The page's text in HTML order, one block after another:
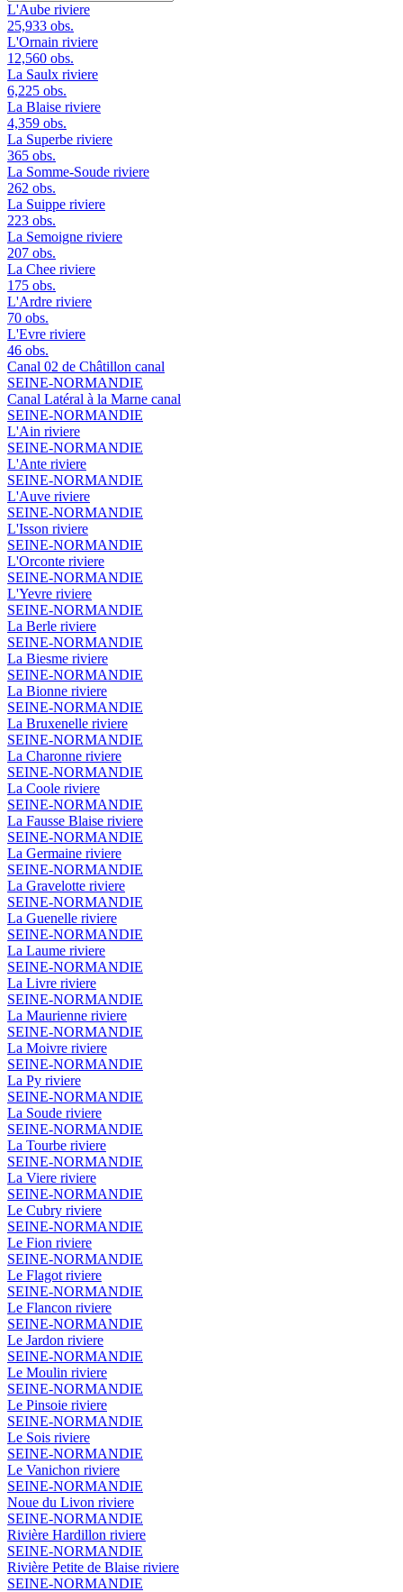
L'Aube riviere
25,933 obs.
L'Ornain riviere
12,560 obs.
La Saulx riviere
6,225 obs.
La Blaise riviere
4,359 obs.
La Superbe riviere
365 obs.
La Somme-Soude riviere
262 obs.
La Suippe riviere
223 obs.
La Semoigne riviere
207 obs.
La Chee riviere
175 obs.
L'Ardre riviere
70 obs.
L'Evre riviere
46 obs.
Canal 02 de Châtillon canal
SEINE-NORMANDIE
Canal Latéral à la Marne canal
SEINE-NORMANDIE
L'Ain riviere
SEINE-NORMANDIE
L'Ante riviere
SEINE-NORMANDIE
L'Auve riviere
SEINE-NORMANDIE
L'Isson riviere
SEINE-NORMANDIE
L'Orconte riviere
SEINE-NORMANDIE
L'Yevre riviere
SEINE-NORMANDIE
La Berle riviere
SEINE-NORMANDIE
La Biesme riviere
SEINE-NORMANDIE
La Bionne riviere
SEINE-NORMANDIE
La Bruxenelle riviere
SEINE-NORMANDIE
La Charonne riviere
SEINE-NORMANDIE
La Coole riviere
SEINE-NORMANDIE
La Fausse Blaise riviere
SEINE-NORMANDIE
La Germaine riviere
SEINE-NORMANDIE
La Gravelotte riviere
SEINE-NORMANDIE
La Guenelle riviere
SEINE-NORMANDIE
La Laume riviere
SEINE-NORMANDIE
La Livre riviere
SEINE-NORMANDIE
La Maurienne riviere
SEINE-NORMANDIE
La Moivre riviere
SEINE-NORMANDIE
La Py riviere
SEINE-NORMANDIE
La Soude riviere
SEINE-NORMANDIE
La Tourbe riviere
SEINE-NORMANDIE
La Viere riviere
SEINE-NORMANDIE
Le Cubry riviere
SEINE-NORMANDIE
Le Fion riviere
SEINE-NORMANDIE
Le Flagot riviere
SEINE-NORMANDIE
Le Flancon riviere
SEINE-NORMANDIE
Le Jardon riviere
SEINE-NORMANDIE
Le Moulin riviere
SEINE-NORMANDIE
Le Pinsoie riviere
SEINE-NORMANDIE
Le Sois riviere
SEINE-NORMANDIE
Le Vanichon riviere
SEINE-NORMANDIE
Noue du Livon riviere
SEINE-NORMANDIE
Rivière Hardillon riviere
SEINE-NORMANDIE
Rivière Petite de Blaise riviere
SEINE-NORMANDIE